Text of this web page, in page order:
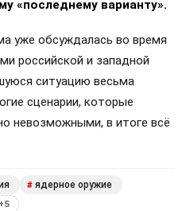
«последнему варианту».
уже обсуждалась во время
российской и западной
ситуацию весьма
сценарии, которые
невозможными, в итоге всё
# ядерное оружие